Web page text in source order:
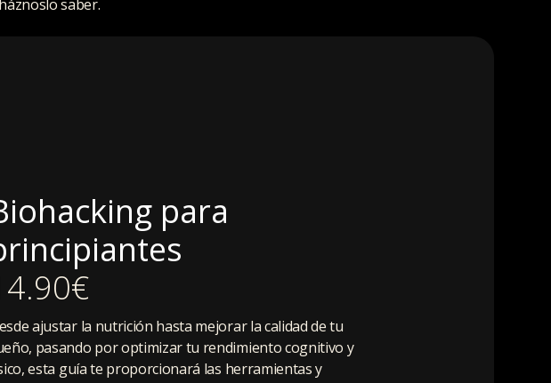
saber.
para
ajustar la nutrición hasta mejorar la calidad de tu
pasando por optimizar tu rendimiento cognitivo y
esta guía te proporcionará las herramientas y